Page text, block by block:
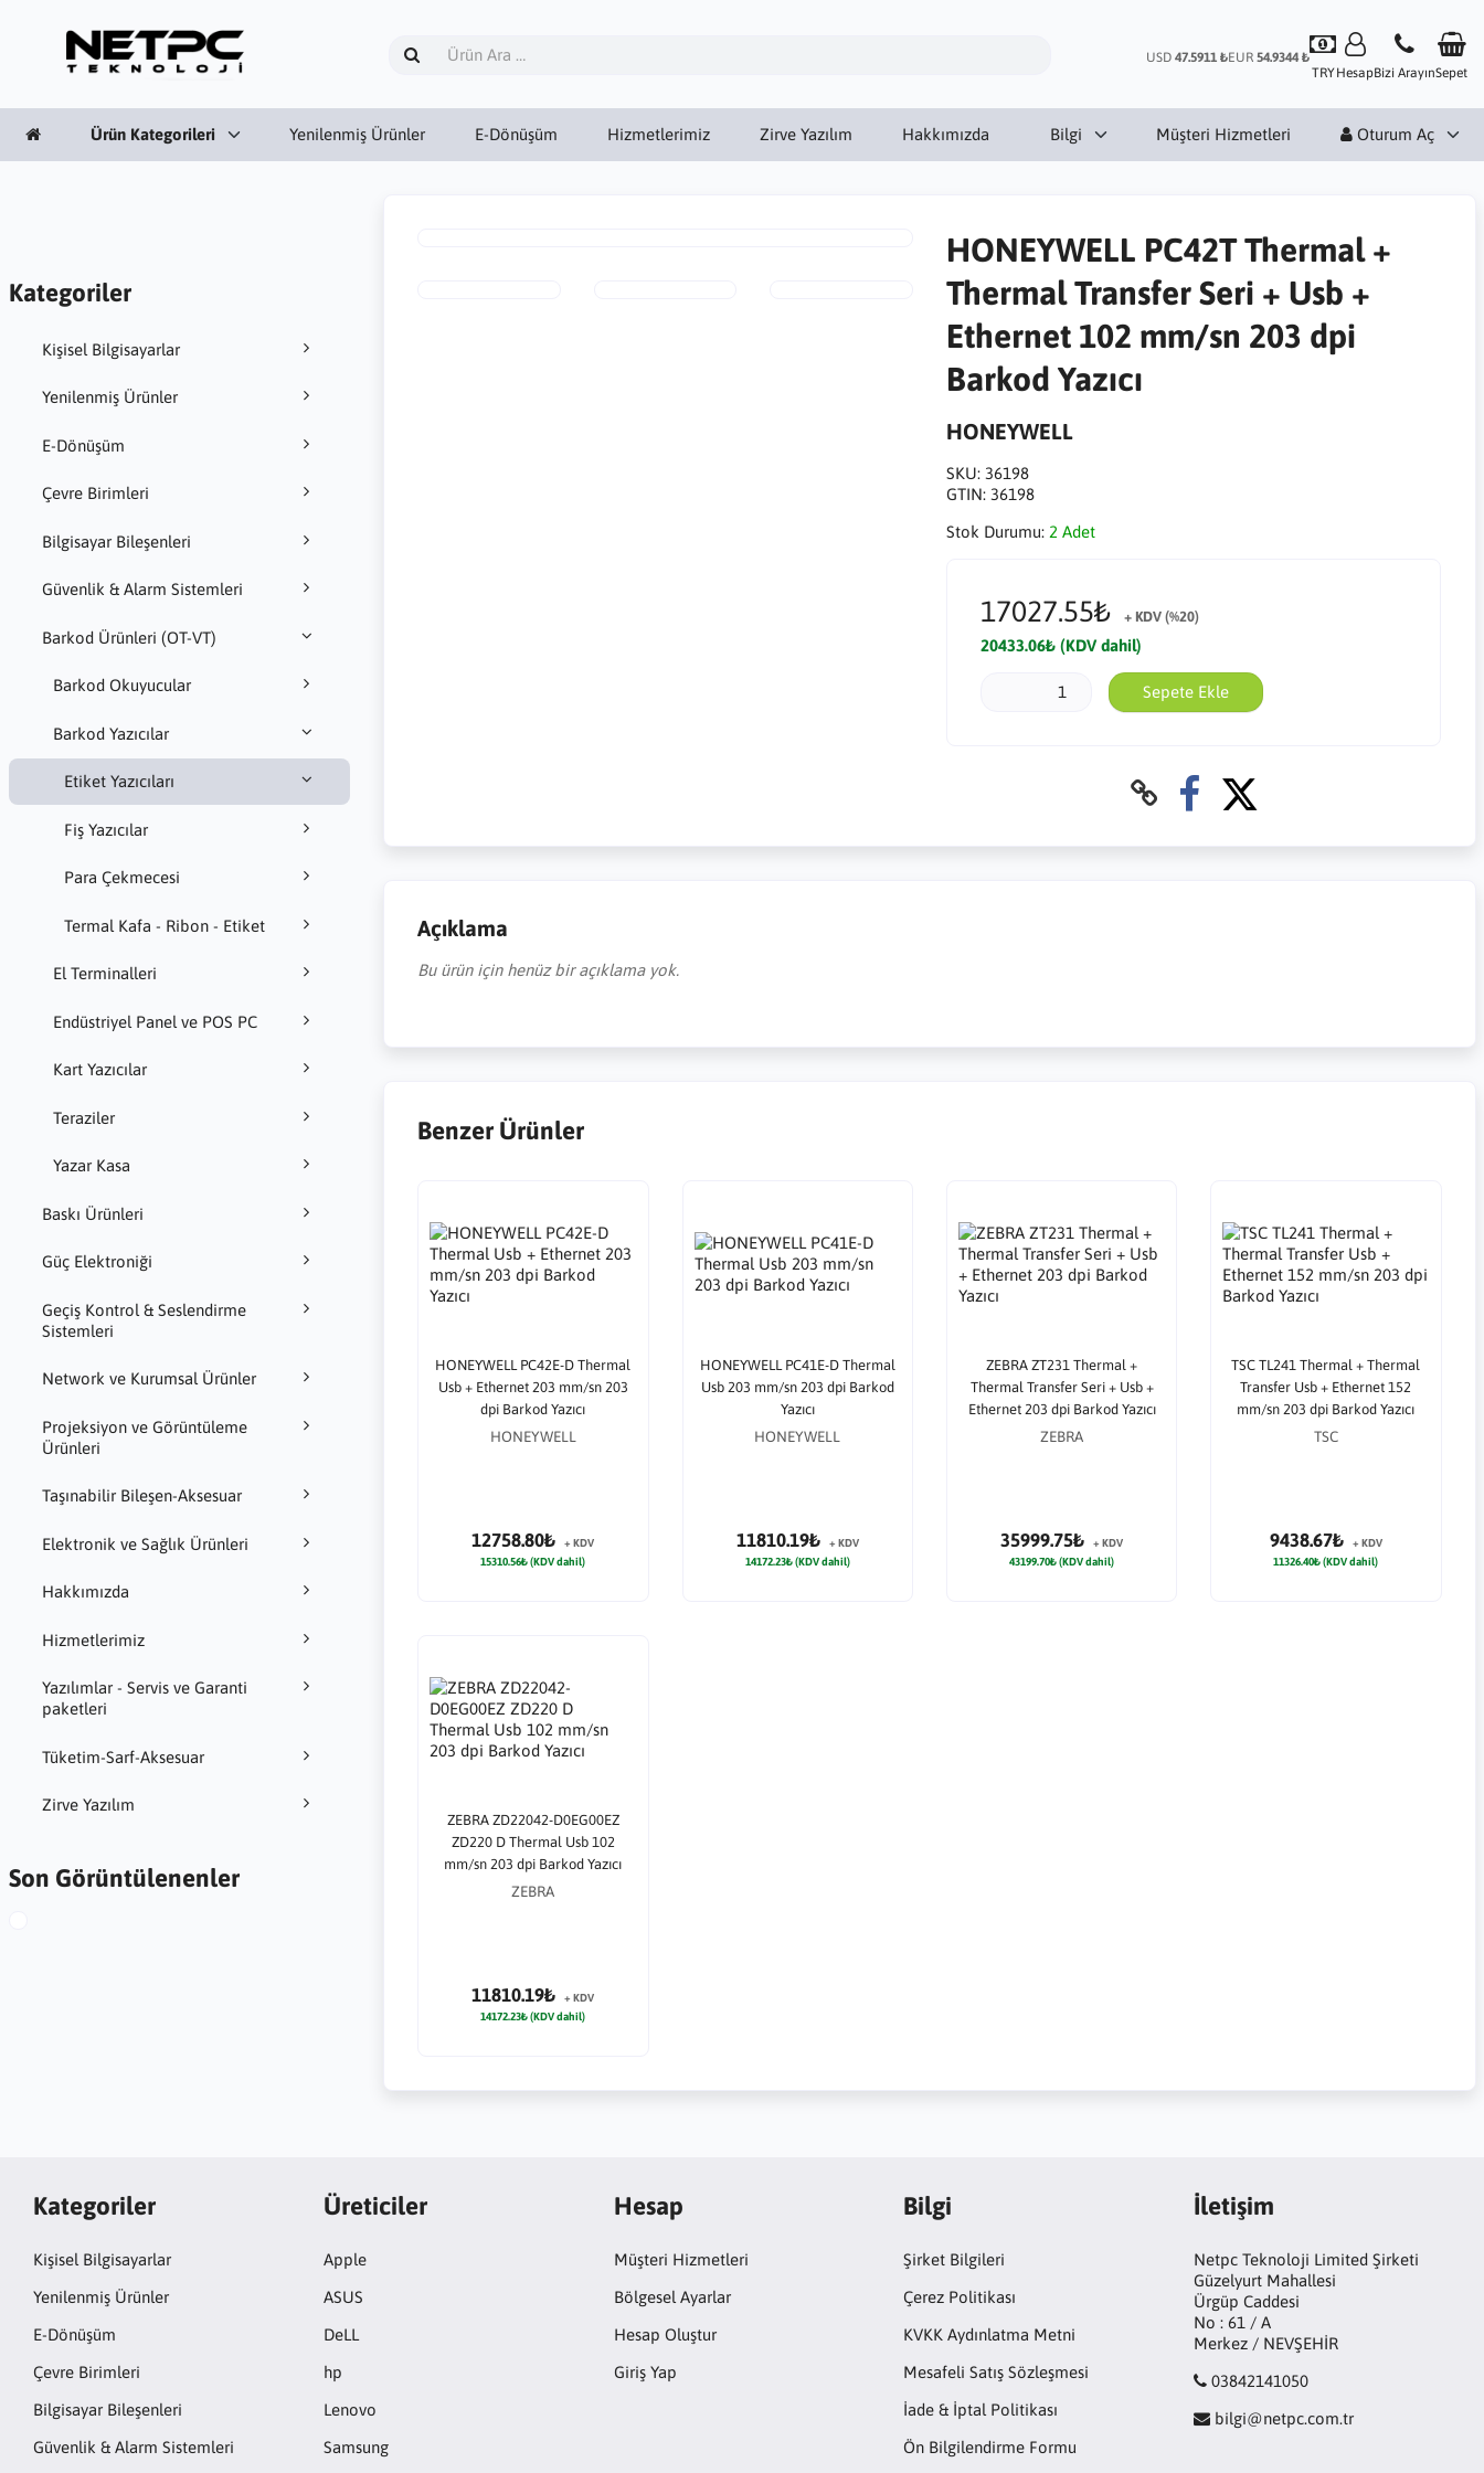
USD 47.5911 ₺EUR 54.9344 ₺
TRYHesapBizi ArayınSepet
Ürün Kategorileri Yenilenmiş Ürünler E-Dönüşüm Hizmetlerimiz Zirve Yazılım Hakkımızda Bilgi Müşteri Hizmetleri Oturum Aç
Kategoriler
Kişisel Bilgisayarlar
Yenilenmiş Ürünler
E-Dönüşüm
Çevre Birimleri
Bilgisayar Bileşenleri
Güvenlik & Alarm Sistemleri
Barkod Ürünleri (OT-VT)
Barkod Okuyucular
Barkod Yazıcılar
Etiket Yazıcıları
Fiş Yazıcılar
Para Çekmecesi
Termal Kafa - Ribon - Etiket
El Terminalleri
Endüstriyel Panel ve POS PC
Kart Yazıcılar
Teraziler
Yazar Kasa
Baskı Ürünleri
Güç Elektroniği
Geçiş Kontrol & Seslendirme
Sistemleri
Network ve Kurumsal Ürünler
Projeksiyon ve Görüntüleme
Ürünleri
Taşınabilir Bileşen-Aksesuar
Elektronik ve Sağlık Ürünleri
Hakkımızda
Hizmetlerimiz
Yazılımlar - Servis ve Garanti
paketleri
Tüketim-Sarf-Aksesuar
Zirve Yazılım
Son Görüntülenenler
HONEYWELL PC42T Thermal +
Thermal Transfer Seri + Usb +
Ethernet 102 mm/sn 203 dpi
Barkod Yazıcı
HONEYWELL
SKU: 36198
GTIN: 36198
Stok Durumu: 2 Adet
17027.55₺ + KDV (%20)
20433.06₺ (KDV dahil)
Sepete Ekle
Açıklama
Bu ürün için henüz bir açıklama yok.
Benzer Ürünler
HONEYWELL PC42E-D Thermal
Usb + Ethernet 203 mm/sn 203
dpi Barkod Yazıcı
HONEYWELL
12758.80₺
+ KDV
15310.56₺ (KDV dahil)
HONEYWELL PC41E-D Thermal
Usb 203 mm/sn 203 dpi Barkod
Yazıcı
HONEYWELL
11810.19₺
+ KDV
14172.23₺ (KDV dahil)
ZEBRA ZT231 Thermal +
Thermal Transfer Seri + Usb +
Ethernet 203 dpi Barkod Yazıcı
ZEBRA
35999.75₺
+ KDV
43199.70₺ (KDV dahil)
TSC TL241 Thermal + Thermal
Transfer Usb + Ethernet 152
mm/sn 203 dpi Barkod Yazıcı
TSC
9438.67₺
+ KDV
11326.40₺ (KDV dahil)
ZEBRA ZD22042-D0EG00EZ
ZD220 D Thermal Usb 102
mm/sn 203 dpi Barkod Yazıcı
ZEBRA
11810.19₺
+ KDV
14172.23₺ (KDV dahil)
Kategoriler
Kişisel Bilgisayarlar
Yenilenmiş Ürünler
E-Dönüşüm
Çevre Birimleri
Bilgisayar Bileşenleri
Güvenlik & Alarm Sistemleri
Üreticiler
Apple
ASUS
DeLL
hp
Lenovo
Samsung
Hesap
Müşteri Hizmetleri
Bölgesel Ayarlar
Hesap Oluştur
Giriş Yap
Bilgi
Şirket Bilgileri
Çerez Politikası
KVKK Aydınlatma Metni
Mesafeli Satış Sözleşmesi
İade & İptal Politikası
Ön Bilgilendirme Formu
İletişim
Netpc Teknoloji Limited Şirketi
Güzelyurt Mahallesi
Ürgüp Caddesi
No : 61 / A
Merkez / NEVŞEHİR
03842141050
bilgi@netpc.com.tr